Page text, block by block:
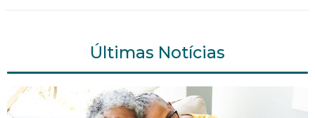
Últimas Notícias